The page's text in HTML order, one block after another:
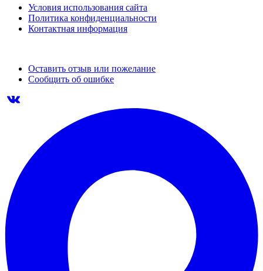
Условия использования сайта
Политика конфиденциальности
Контактная информация
Оставить отзыв или пожелание
Сообщить об ошибке